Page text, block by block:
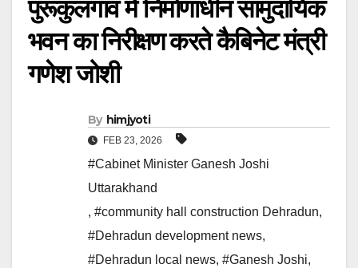
पुरूकुलगांव में निर्माणाधीन सामुदायिक
भवन का निरीक्षण करते कैबिनेट मंत्री
गणेश जोशी
By himjyoti
FEB 23, 2026
#Cabinet Minister Ganesh Joshi
Uttarakhand
, #community hall construction Dehradun,
#Dehradun development news,
#Dehradun local news, #Ganesh Joshi,